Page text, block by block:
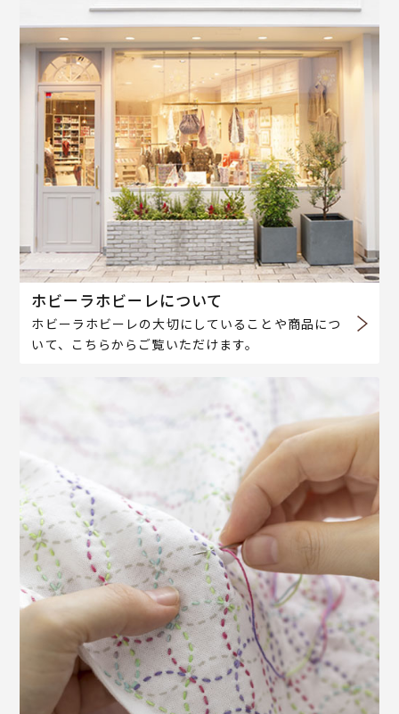
ホビーラホビーレについて
ホビーラホビーレの大切にしていることや商品につ
いて、こちらからご覧いただけます。